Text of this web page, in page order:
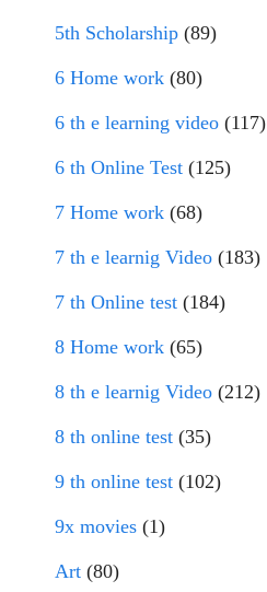
5th Scholarship (89)
6 Home work (80)
6 th e learning video (117)
6 th Online Test (125)
7 Home work (68)
7 th e learnig Video (183)
7 th Online test (184)
8 Home work (65)
8 th e learnig Video (212)
8 th online test (35)
9 th online test (102)
9x movies (1)
Art (80)